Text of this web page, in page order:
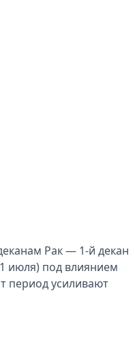
Рак — 1-й декан
июля) под влиянием
период усиливают